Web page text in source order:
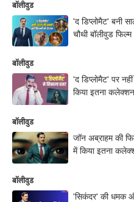
बॉलीवुड
'द डिप्लोमैट' बनी
चौथी बॉलीवुड फिल्म
बॉलीवुड
'द डिप्लोमैट' पर
किया इतना कलेक्शन
बॉलीवुड
जॉन अब्राहम की
में किया इतना
बॉलीवुड
'सिकंदर' की धमक